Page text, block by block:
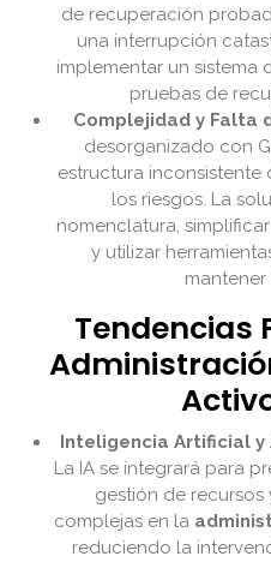
de recuperación
una interrupción
implementar un sistema
pruebas de
Complejidad y Falta
desorganizado con
estructura
los riesgos. La
nomenclatura,
y utilizar
Tendencias
Inteligencia Artificial y
La IA se integrará para
gestión de
complejas en la
reduciendo la